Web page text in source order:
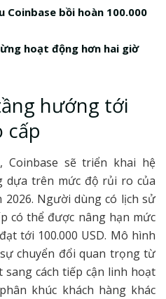
Coinbase bồi hoàn 100.000
hoạt động hơn hai giờ
hướng tới
cấp
Coinbase sẽ triển khai hệ
dựa trên mức độ rủi ro của
Người dùng có lịch sử
có thể được nâng hạn mức
tới 100.000 USD. Mô hình
chuyển đổi quan trọng từ
cách tiếp cận linh hoạt
khúc khách hàng khác